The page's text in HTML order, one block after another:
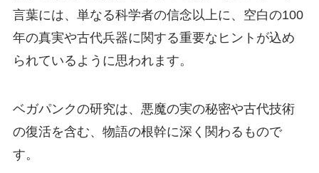
言葉には、単なる科学者の信念以上に、空白の100
年の真実や古代兵器に関する重要なヒントが込め
られているように思われます。
ベガパンクの研究は、悪魔の実の秘密や古代技術
の復活を含む、物語の根幹に深く関わるもので
す。